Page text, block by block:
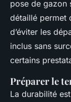
pose de gazon
détaillé permet
d’éviter les
inclus sans
certains
Préparer le
La durabilité